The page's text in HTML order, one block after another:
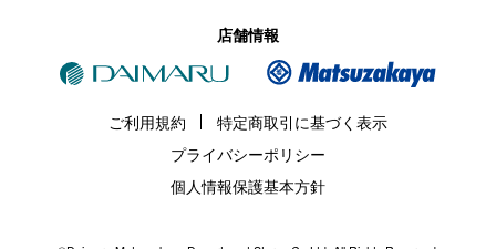
店舗情報
ご利用規約
特定商取引に基づく表示
プライバシーポリシー
個人情報保護基本方針